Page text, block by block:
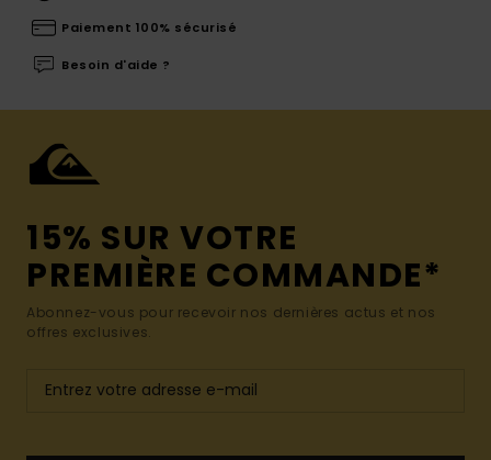
Paiement 100% sécurisé
Besoin d'aide ?
15% SUR VOTRE
PREMIÈRE COMMANDE*
Abonnez-vous pour recevoir nos dernières actus et nos
offres exclusives.